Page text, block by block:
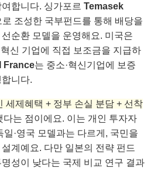
합니다. 싱가포르 Temasek
조성한 국부펀드를 통해 배당을
순환 모델을 운영해요. 미국은
신 기업에 직접 보조금을 지급하
France는 중소·혁신기업에 보증
니다.
세제혜택 + 정부 손실 분담 + 선착
다는 점이에요. 이는 개인 투자자
·영국 모델과는 다르게, 국민을
계예요. 다만 일본의 전략 펀드
성이 낮다는 국제 비교 연구 결과